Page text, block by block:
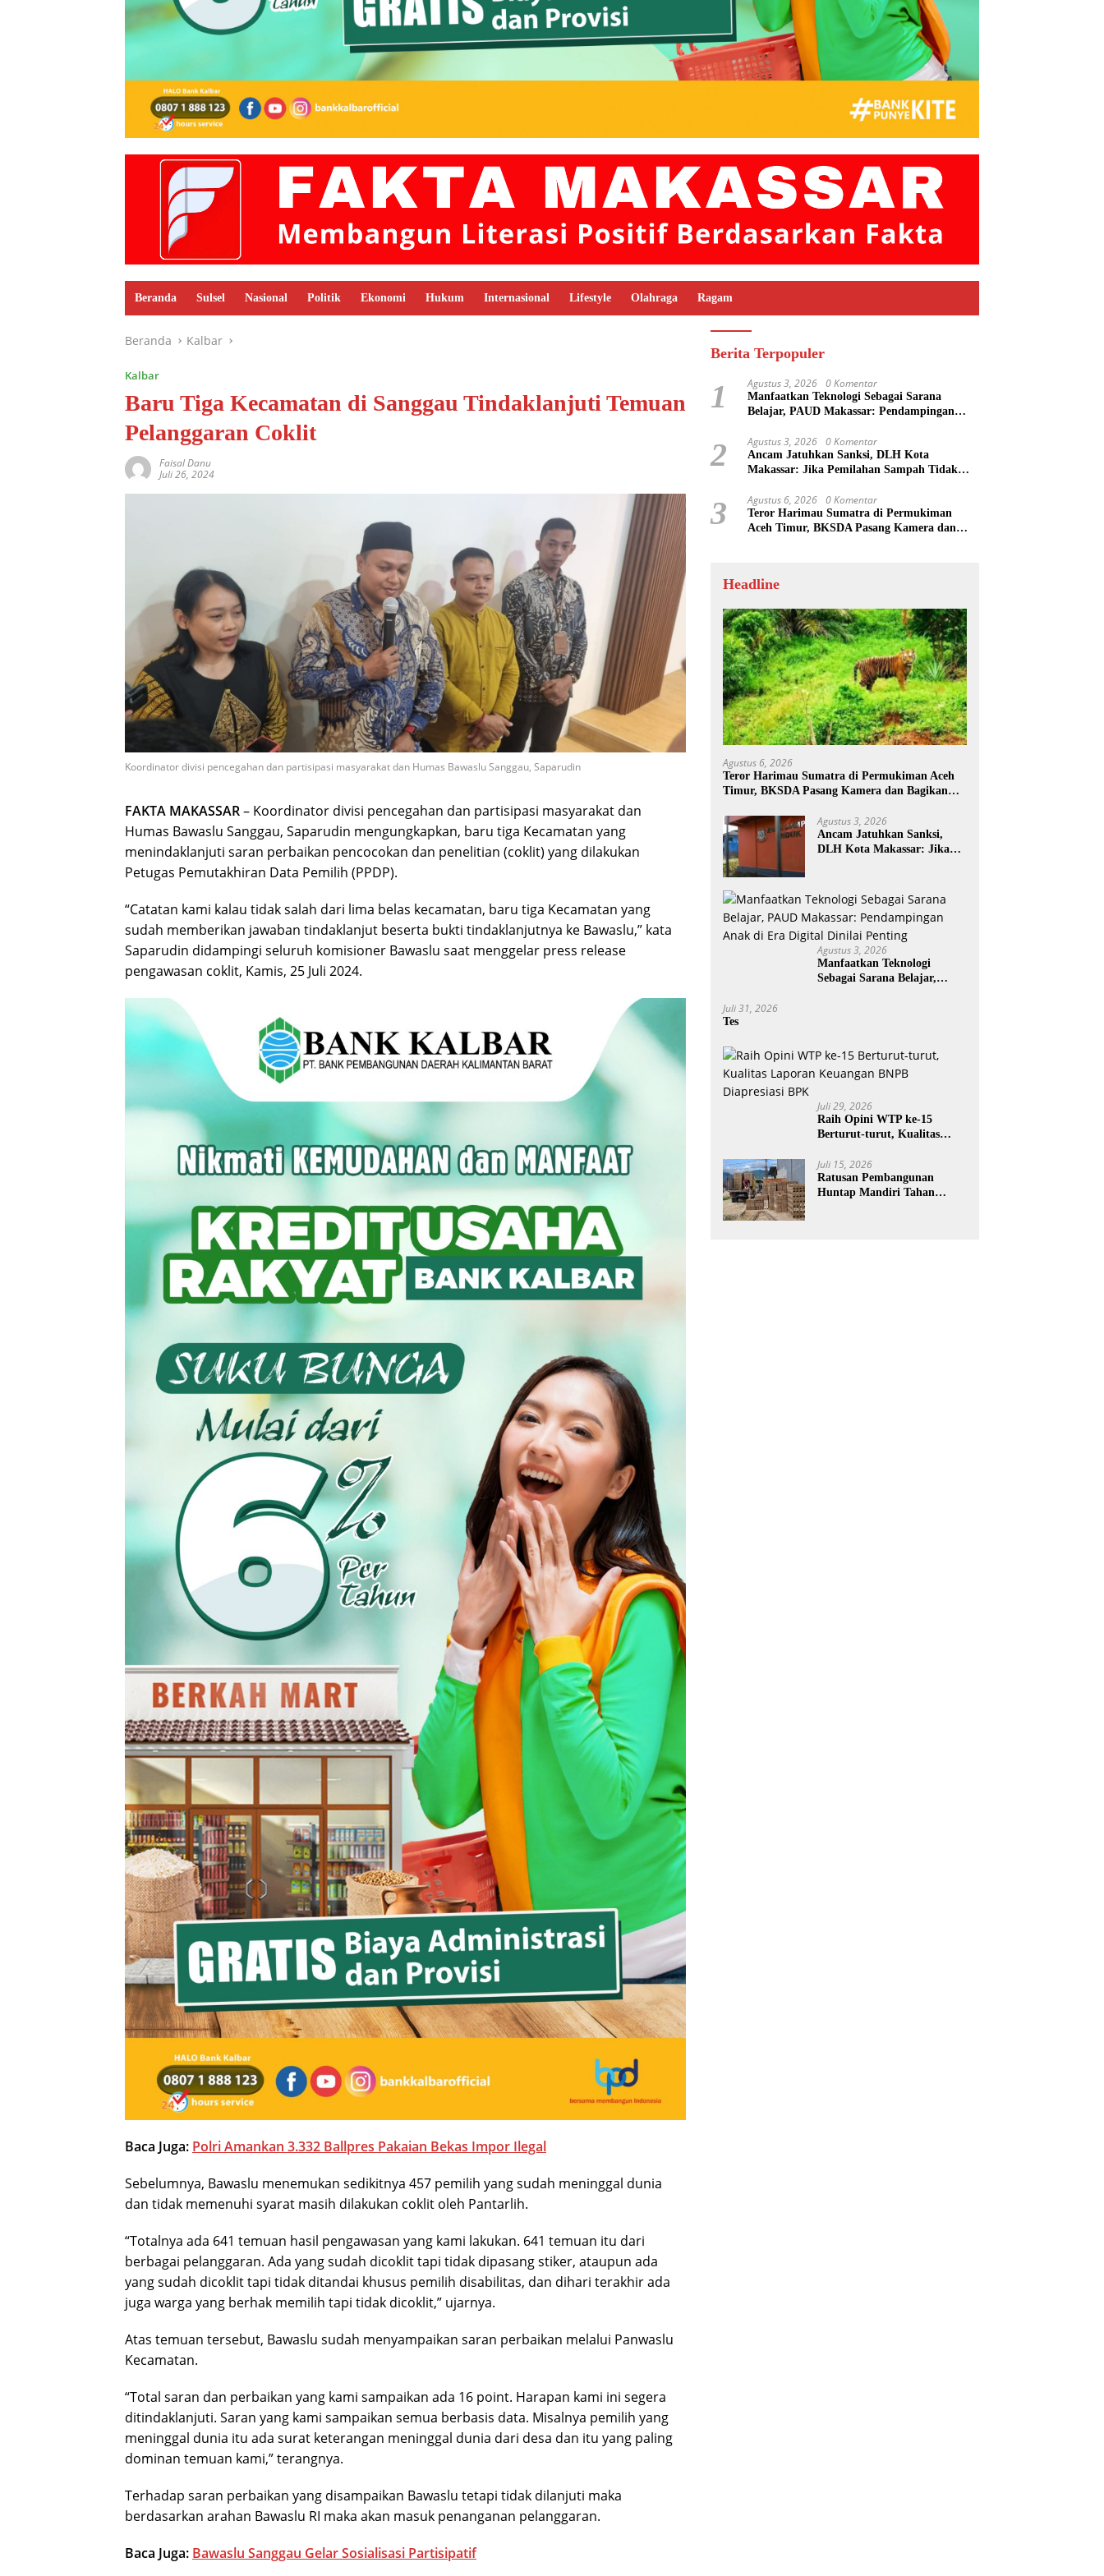
Beranda Sulsel Nasional Politik Ekonomi Hukum Internasional Lifestyle Olahraga Ragam
Beranda Kalbar
Kalbar
Baru Tiga Kecamatan di Sanggau Tindaklanjuti Temuan
Pelanggaran Coklit
Faisal Danu
Juli 26, 2024
Koordinator divisi pencegahan dan partisipasi masyarakat dan Humas Bawaslu Sanggau, Saparudin
FAKTA MAKASSAR– Koordinator divisi pencegahan dan partisipasi masyarakat dan
Humas Bawaslu Sanggau, Saparudin mengungkapkan, baru tiga Kecamatan yang
menindaklanjuti saran perbaikan pencocokan dan penelitian (coklit) yang dilakukan
Petugas Pemutakhiran Data Pemilih (PPDP).
“Catatan kami kalau tidak salah dari lima belas kecamatan, baru tiga Kecamatan yang
sudah memberikan jawaban tindaklanjut beserta bukti tindaklanjutnya ke Bawaslu,” kata
Saparudin didampingi seluruh komisioner Bawaslu saat menggelar press release
pengawasan coklit, Kamis, 25 Juli 2024.
Baca Juga: Polri Amankan 3.332 Ballpres Pakaian Bekas Impor Ilegal
Sebelumnya, Bawaslu menemukan sedikitnya 457 pemilih yang sudah meninggal dunia
dan tidak memenuhi syarat masih dilakukan coklit oleh Pantarlih.
“Totalnya ada 641 temuan hasil pengawasan yang kami lakukan. 641 temuan itu dari
berbagai pelanggaran. Ada yang sudah dicoklit tapi tidak dipasang stiker, ataupun ada
yang sudah dicoklit tapi tidak ditandai khusus pemilih disabilitas, dan dihari terakhir ada
juga warga yang berhak memilih tapi tidak dicoklit,” ujarnya.
Atas temuan tersebut, Bawaslu sudah menyampaikan saran perbaikan melalui Panwaslu
Kecamatan.
“Total saran dan perbaikan yang kami sampaikan ada 16 point. Harapan kami ini segera
ditindaklanjuti. Saran yang kami sampaikan semua berbasis data. Misalnya pemilih yang
meninggal dunia itu ada surat keterangan meninggal dunia dari desa dan itu yang paling
dominan temuan kami,” terangnya.
Terhadap saran perbaikan yang disampaikan Bawaslu tetapi tidak dilanjuti maka
berdasarkan arahan Bawaslu RI maka akan masuk penanganan pelanggaran.
Baca Juga: Bawaslu Sanggau Gelar Sosialisasi Partisipatif
Berita Terpopuler
1 Agustus 3, 2026 0 Komentar
Manfaatkan Teknologi Sebagai Sarana
Belajar, PAUD Makassar: Pendampingan
2 Agustus 3, 2026 0 Komentar
Ancam Jatuhkan Sanksi, DLH Kota
Makassar: Jika Pemilahan Sampah Tidak
3 Agustus 6, 2026 0 Komentar
Teror Harimau Sumatra di Permukiman
Aceh Timur, BKSDA Pasang Kamera dan
Headline
Agustus 6, 2026
Teror Harimau Sumatra di Permukiman Aceh
Timur, BKSDA Pasang Kamera dan Bagikan
Agustus 3, 2026
Ancam Jatuhkan Sanksi,
DLH Kota Makassar: Jika
Agustus 3, 2026
Manfaatkan Teknologi
Sebagai Sarana Belajar,
Juli 31, 2026
Tes
Juli 29, 2026
Raih Opini WTP ke-15
Berturut-turut, Kualitas
Diapresiasi BPK
Juli 15, 2026
Ratusan Pembangunan
Huntap Mandiri Tahan